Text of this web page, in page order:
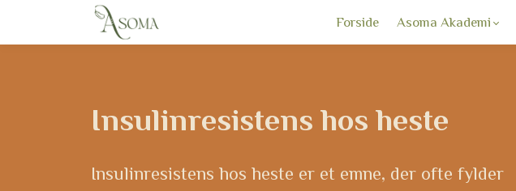
Forside Asoma Akademi
Insulinresistens hos heste
Insulinresistens hos heste er et emne, der ofte fylder